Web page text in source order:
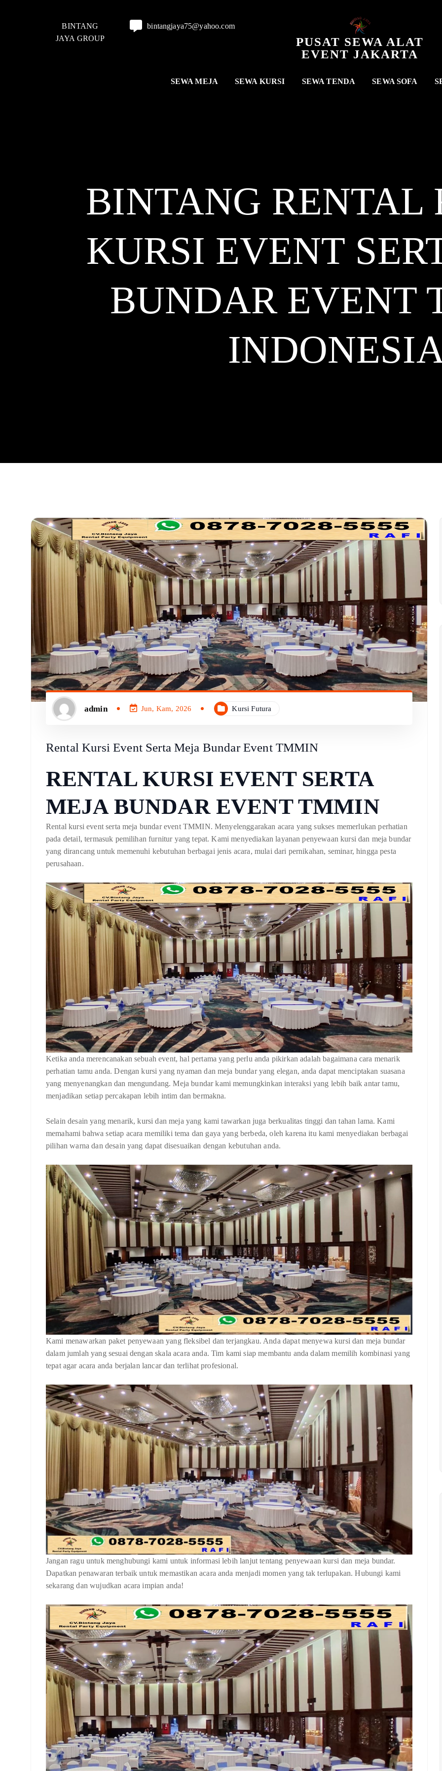
BINTANG
JAYA GROUP
bintangjaya75@yahoo.com
PUSAT SEWA ALAT
EVENT JAKARTA
SEWA MEJA SEWA KURSI SEWA TENDA SEWA SOFA
BINTANG RENTAL
KURSI EVENT
BUNDAR EVENT
admin Jun, Kam, 2026 Kursi Futura
Rental Kursi Event Serta Meja Bundar Event TMMIN
RENTAL KURSI EVENT SERTA
MEJA BUNDAR EVENT TMMIN
Rental kursi event serta meja bundar event TMMIN. Menyelenggarakan acara yang sukses memerlukan perhatian
pada detail, termasuk pemilihan furnitur yang tepat. Kami menyediakan layanan penyewaan kursi dan meja bundar
yang dirancang untuk memenuhi kebutuhan berbagai jenis acara, mulai dari pernikahan, seminar, hingga pesta
perusahaan.
Ketika anda merencanakan sebuah event, hal pertama yang perlu anda pikirkan adalah bagaimana cara menarik
perhatian tamu anda. Dengan kursi yang nyaman dan meja bundar yang elegan, anda dapat menciptakan suasana
yang menyenangkan dan mengundang. Meja bundar kami memungkinkan interaksi yang lebih baik antar tamu,
menjadikan setiap percakapan lebih intim dan bermakna.
Selain desain yang menarik, kursi dan meja yang kami tawarkan juga berkualitas tinggi dan tahan lama. Kami
memahami bahwa setiap acara memiliki tema dan gaya yang berbeda, oleh karena itu kami menyediakan berbagai
pilihan warna dan desain yang dapat disesuaikan dengan kebutuhan anda.
Kami menawarkan paket penyewaan yang fleksibel dan terjangkau. Anda dapat menyewa kursi dan meja bundar
dalam jumlah yang sesuai dengan skala acara anda. Tim kami siap membantu anda dalam memilih kombinasi yang
tepat agar acara anda berjalan lancar dan terlihat profesional.
Jangan ragu untuk menghubungi kami untuk informasi lebih lanjut tentang penyewaan kursi dan meja bundar.
Dapatkan penawaran terbaik untuk memastikan acara anda menjadi momen yang tak terlupakan. Hubungi kami
sekarang dan wujudkan acara impian anda!